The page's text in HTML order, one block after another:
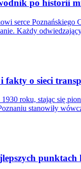
po historii
serce
Każdy
fakty o sieci
roku, stając się
stanowiły
punktach